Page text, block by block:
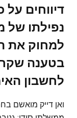
דיווחים
נפילתו של
למחוק את
בטענה
לחשבון
ואן דייק מואשם